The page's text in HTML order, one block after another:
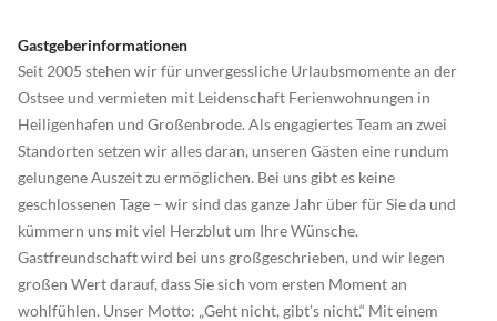
Gastgeberinformationen
Seit 2005 stehen wir für unvergessliche Urlaubsmomente an der
Ostsee und vermieten mit Leidenschaft Ferienwohnungen in
Heiligenhafen und Großenbrode. Als engagiertes Team an zwei
Standorten setzen wir alles daran, unseren Gästen eine rundum
gelungene Auszeit zu ermöglichen. Bei uns gibt es keine
geschlossenen Tage – wir sind das ganze Jahr über für Sie da und
kümmern uns mit viel Herzblut um Ihre Wünsche.
Gastfreundschaft wird bei uns großgeschrieben, und wir legen
großen Wert darauf, dass Sie sich vom ersten Moment an
wohlfühlen. Unser Motto: „Geht nicht, gibt’s nicht.“ Mit einem